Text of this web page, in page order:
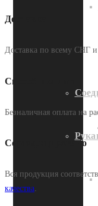
Доставка
Доставка по всему СНГ
Способы оплаты
Безналичная оплата на
Сертифицировано
Вся продукция
качества.